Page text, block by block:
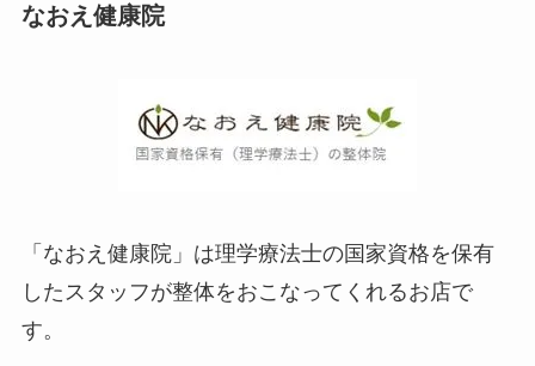
なおえ健康院
「なおえ健康院」は理学療法士の国家資格を保有
したスタッフが整体をおこなってくれるお店で
す。